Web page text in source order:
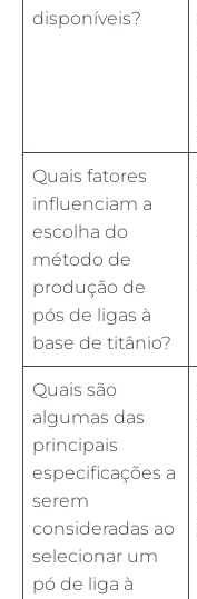
disponíveis?
Quais fatores
influenciam a
escolha do
método de
produção de
pós de ligas à
base de titânio?
Quais são
algumas das
principais
especificações a
serem
consideradas ao
selecionar um
pó de liga à